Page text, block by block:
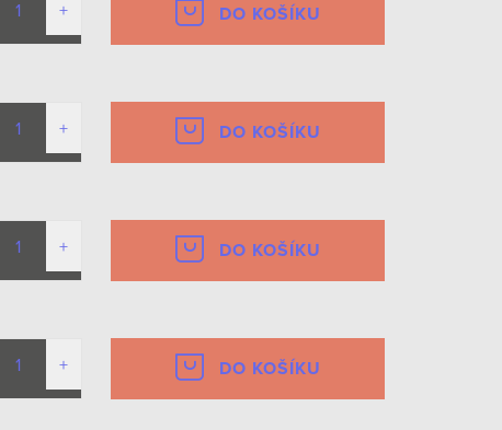
DO KOŠÍKU
DO KOŠÍKU
DO KOŠÍKU
DO KOŠÍKU